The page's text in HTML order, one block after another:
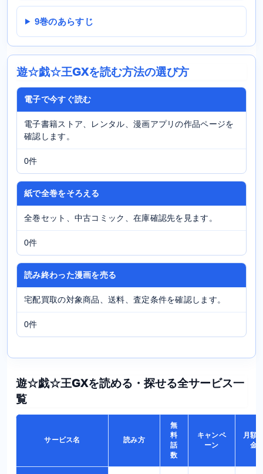
9巻のあらすじ
遊☆戯☆王GXを読む方法の選び方
電子で今すぐ読む
電子書籍ストア、レンタル、漫画アプリの作品ページを
確認します。
0件
紙で全巻をそろえる
全巻セット、中古コミック、在庫確認先を見ます。
0件
読み終わった漫画を売る
宅配買取の対象商品、送料、査定条件を確認します。
0件
遊☆戯☆王GXを読める・探せる全サービス一
覧
サービス名 読み方
無
料
話
数
キャンペ
ーン
月額
金